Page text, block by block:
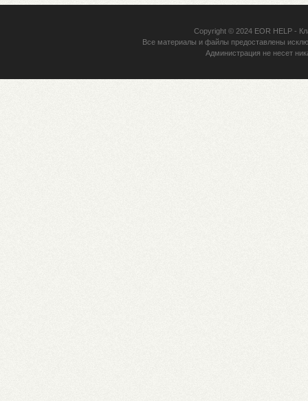
Copyright © 2024 EOR HELP-
Все материалы и файлы предоставлены
Администрация не несет